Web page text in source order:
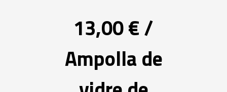
13,00 € /
Ampolla de